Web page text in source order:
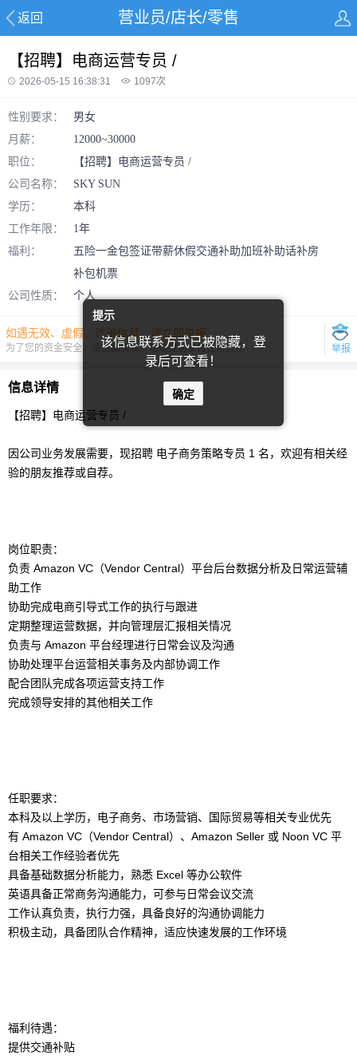
提示
该信息联系方式已被隐藏，登
录后可查看！
确定
返回 营业员/店长/零售
【招聘】电商运营专员 /
2026-05-15 16:38:31 1097次
性别要求： 男女
月薪：
12000~30000
职位：
【招聘】电商运营专员 /
公司名称：
SKY SUN
学历：
本科
工作年限：
1年
福利：
五险一金包签证带薪休假交通补助加班补助话补房
补包机票
公司性质：
个人
如遇无效、虚假、诈骗信息，请立即举报
为了您的资金安全，请见面交易，切勿提前支付任何费用 举报
信息详情
【招聘】电商运营专员 /
因公司业务发展需要，现招聘 电子商务策略专员 1 名，欢迎有相关经
验的朋友推荐或自荐。
岗位职责：
负责 Amazon VC（Vendor Central）平台后台数据分析及日常运营辅
助工作
协助完成电商引导式工作的执行与跟进
定期整理运营数据，并向管理层汇报相关情况
负责与 Amazon 平台经理进行日常会议及沟通
协助处理平台运营相关事务及内部协调工作
配合团队完成各项运营支持工作
完成领导安排的其他相关工作
任职要求：
本科及以上学历，电子商务、市场营销、国际贸易等相关专业优先
有 Amazon VC（Vendor Central）、Amazon Seller 或 Noon VC 平
台相关工作经验者优先
具备基础数据分析能力，熟悉 Excel 等办公软件
英语具备正常商务沟通能力，可参与日常会议交流
工作认真负责，执行力强，具备良好的沟通协调能力
积极主动，具备团队合作精神，适应快速发展的工作环境
福利待遇：
提供交通补贴